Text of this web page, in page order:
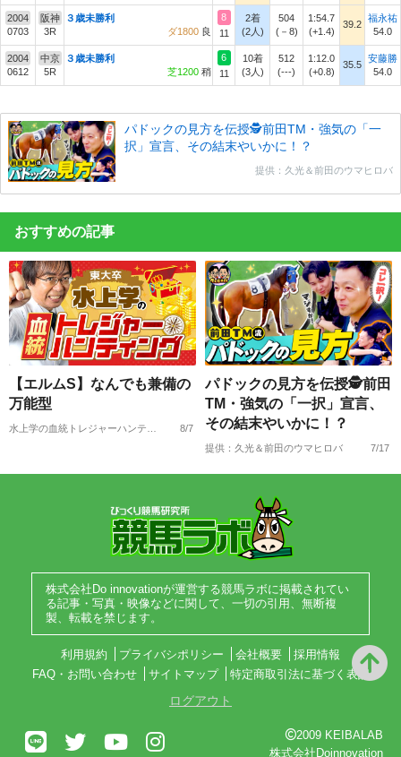
2004
0703
阪神
3R
３歳未勝利
ダ1800 良
8
11
2着
(2人)
504
(－8)
1:54.7
(+1.4)
39.2
福永祐
54.0
2004
0612
中京
5R
３歳未勝利
芝1200 稍
6
11
10着
(3人)
512
(---)
1:12.0
(+0.8)
35.5
安藤勝
54.0
パドックの見方を伝授🕵前田TM・強気の「一
択」宣言、その結末やいかに！？
提供：久光＆前田のウマヒロバ
おすすめの記事
【エルムS】なんでも兼備の
万能型
8/7
パドックの見方を伝授🕵前田
TM・強気の「一択」宣言、
その結末やいかに！？
提供：久光＆前田のウマヒロバ 7/17
株式会社Do innovationが運営する競馬ラボに掲載されてい
る記事・写真・映像などに関して、一切の引用、無断複
製、転載を禁じます。
利用規約 プライバシポリシー 会社概要
採用情報
FAQ・お問い合わせ
サイトマップ 特定商取引法に基づく表記
ログアウト
2009 KEIBALAB
株式会社Doinnovation